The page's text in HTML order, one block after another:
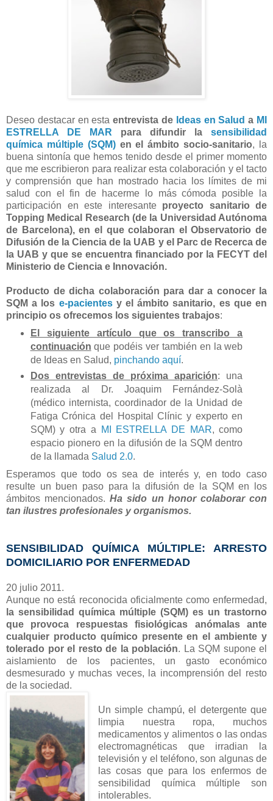
Deseo destacar en estaentrevista de Ideas en Salud a MI
ESTRELLA DE MAR para difundir la sensibilidad
química múltiple (SQM)en el ámbito socio-sanitario, la
buena sintonía que hemos tenido desde el primer momento
que me escribieron para realizar esta colaboración y el tacto
y comprensión que han mostrado hacia los límites de mi
salud con el fin de hacerme lo más cómoda posible la
participación en este interesanteproyecto sanitario de
Topping Medical Research (de la Universidad Autónoma
de Barcelona),en el que colaboran el Observatorio de
Difusión de la Ciencia de la UAB y el Parc de Recerca de
la UAB y que se encuentra financiado por la FECYT del
Ministerio de Ciencia e Innovación.
Producto de dicha colaboración para dar a conocer la
SQM a los e-pacientesy el ámbito sanitario, es que en
principio os ofrecemos los siguientes trabajos:
El siguiente artículo que os transcribo a
continuación que podéis ver también en la web
de Ideas en Salud, pinchando aquí.
Dos entrevistas de próxima aparición: una
realizada al Dr. Joaquim Fernández-Solà
(médico internista, coordinador de la Unidad de
Fatiga Crónica del Hospital Clínic y experto en
SQM) y otra a
MI ESTRELLA DE MAR, como
espacio pionero en la difusión de la SQM dentro
de la llamada Salud 2.0.
Esperamos que todo os sea de interés y, en todo caso
resulte un buen paso para la difusión de la SQM en los
ámbitos mencionados. Ha sido un honor colaborar con
tan ilustres profesionales y organismos.
SENSIBILIDAD QUÍMICA MÚLTIPLE: ARRESTO
DOMICILIARIO POR ENFERMEDAD
20 julio 2011.
Aunque no está reconocida oficialmente como enfermedad,
la sensibilidad química múltiple (SQM) es un trastorno
que provoca respuestas fisiológicas anómalas ante
cualquier producto químico presente en el ambiente y
tolerado por el resto de la población. La SQM supone el
aislamiento de los pacientes, un gasto económico
desmesurado y muchas veces, la incomprensión del resto
de la sociedad.
Un simple champú, el detergente que
limpia nuestra ropa, muchos
medicamentos y alimentos o las ondas
electromagnéticas que irradian la
televisión y el teléfono, son algunas de
las cosas que para los enfermos de
sensibilidad química múltiple son
intolerables.